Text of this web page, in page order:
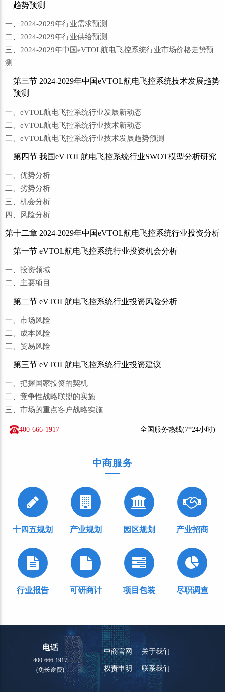
趋势预测
一、2024-2029年行业需求预测
二、2024-2029年行业供给预测
三、2024-2029年中国eVTOL航电飞控系统行业市场价格走势预
测
第三节 2024-2029年中国eVTOL航电飞控系统技术发展趋势
预测
一、eVTOL航电飞控系统行业发展新动态
二、eVTOL航电飞控系统行业技术新动态
三、eVTOL航电飞控系统行业技术发展趋势预测
第四节 我国eVTOL航电飞控系统行业SWOT模型分析研究
一、优势分析
二、劣势分析
三、机会分析
四、风险分析
第十二章 2024-2029年中国eVTOL航电飞控系统行业投资分析
第一节 eVTOL航电飞控系统行业投资机会分析
一、投资领域
二、主要项目
第二节 eVTOL航电飞控系统行业投资风险分析
一、市场风险
二、成本风险
三、贸易风险
第三节 eVTOL航电飞控系统行业投资建议
一、把握国家投资的契机
二、竞争性战略联盟的实施
三、市场的重点客户战略实施
400-666-1917 全国服务热线(7*24小时)
中商服务
十四五规划 产业规划 园区规划 产业招商
行业报告 可研商计 项目包装 尽职调查
电话
400-666-1917
(免长途费)
中商官网 关于我们
权责申明 联系我们